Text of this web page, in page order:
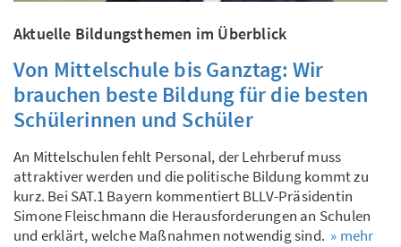
Aktuelle Bildungsthemen im Überblick
Von Mittelschule bis Ganztag: Wir
brauchen beste Bildung für die besten
Schülerinnen und Schüler
An Mittelschulen fehlt Personal, der Lehrberuf muss
attraktiver werden und die politische Bildung kommt zu
kurz. Bei SAT.1 Bayern kommentiert BLLV-Präsidentin
Simone Fleischmann die Herausforderungen an Schulen
und erklärt, welche Maßnahmen notwendig sind. » mehr